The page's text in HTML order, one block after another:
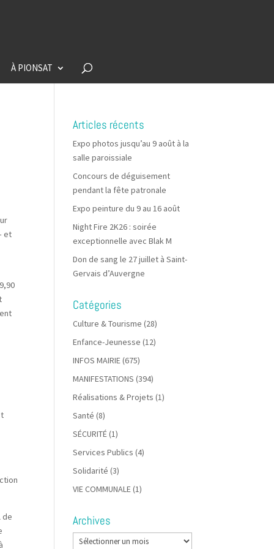
À PIONSAT
et
de
Articles récents
Expo photos jusqu’au 9 août à la
salle paroissiale
Concours de déguisement
pendant la fête patronale
Expo peinture du 9 au 16 août
Night Fire 2K26 : soirée
exceptionnelle avec Blak M
Don de sang le 27 juillet à Saint-
Gervais d’Auvergne
Catégories
Culture & Tourisme (28)
Enfance-Jeunesse (12)
INFOS MAIRIE(675)
MANIFESTATIONS (394)
Réalisations & Projets (1)
Santé (8)
SÉCURITÉ(1)
Services Publics (4)
Solidarité (3)
VIE COMMUNALE(1)
Archives
Archives